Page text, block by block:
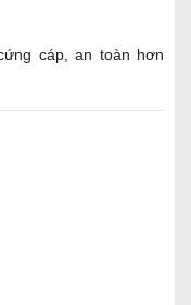
cáp, an toàn hơn